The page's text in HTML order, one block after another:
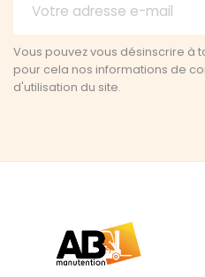
Vous pouvez vous désinscrire à
pour cela nos informations de
d'utilisation du site.